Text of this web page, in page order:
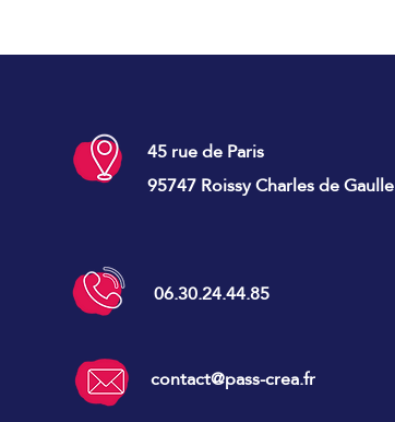
45 rue de Paris
95747 Roissy Charles de Gaulle
06.30.24.44.85
contact@pass-crea.fr